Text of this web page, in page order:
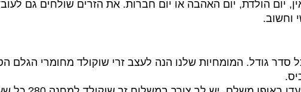
הולדת, יום האהבה או יום חברות. את הזרים שולחים גם
גודל. המומחיות שלנו הנה לעצב זרי שוקולד מחומרי הגלם